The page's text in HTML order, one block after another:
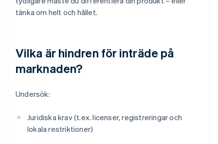
tänka om helt och hållet.
Vilka är hindren för inträde på
marknaden?
Undersök:
Juridiska krav (t.ex. licenser, registreringar och
lokala restriktioner)